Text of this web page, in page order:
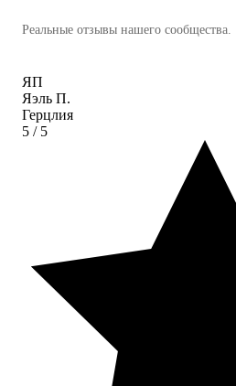
Реальные отзывы нашего сообщества.
ЯП
Яэль П.
Герцлия
5 / 5